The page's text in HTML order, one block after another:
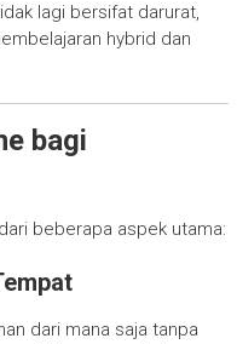
lagi bersifat darurat,
hybrid dan
bagi
beberapa aspek utama:
dari mana saja tanpa